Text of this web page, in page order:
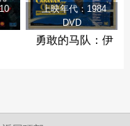
上映年代：1984
DVD
勇敢的马队：伊